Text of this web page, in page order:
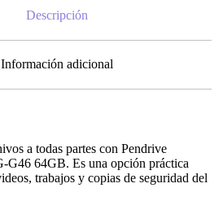
Descripción
Información adicional
a todas partes con Pendrive
G46 64GB. Es una opción práctica
trabajos y copias de seguridad del